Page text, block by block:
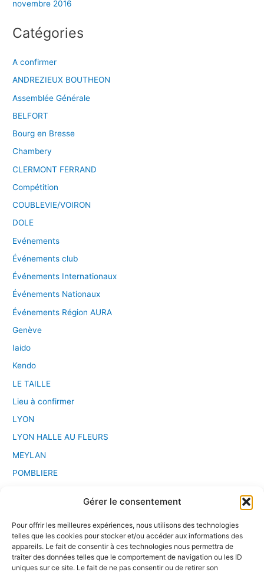
Gérer le consentement
Pour offrir les meilleures expériences, nous utilisons des technologies
telles que les cookies pour stocker et/ou accéder aux informations des
appareils. Le fait de consentir à ces technologies nous permettra de
traiter des données telles que le comportement de navigation ou les ID
uniques sur ce site. Le fait de ne pas consentir ou de retirer son
novembre 2016
Catégories
A confirmer
ANDREZIEUX BOUTHEON
Assemblée Générale
BELFORT
Bourg en Bresse
Chambery
CLERMONT FERRAND
Compétition
COUBLEVIE/VOIRON
DOLE
Evénements
Événements club
Événements Internationaux
Événements Nationaux
Événements Région AURA
Genève
Iaido
Kendo
LE TAILLE
Lieu à confirmer
LYON
LYON HALLE AU FLEURS
MEYLAN
POMBLIERE
Sport Chanbara
Stage
VALENCE